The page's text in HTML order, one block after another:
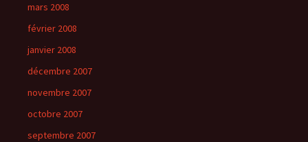
mars 2008
février 2008
janvier 2008
décembre 2007
novembre 2007
octobre 2007
septembre 2007